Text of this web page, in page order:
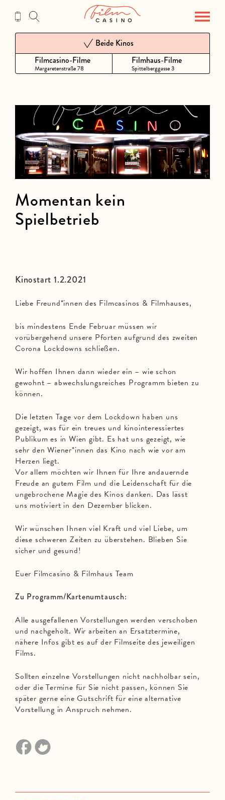
Inhalt
Filmcasino-Filme
Margaretenstraße 78
Beide Kinos
Filmhaus-Filme
Spittelberggasse 3
Kinostart 1.2.2021
Liebe Freund*innen des Filmcasinos & Filmhauses,
bis mindestens Ende Februar müssen wir
vorübergehend unsere Pforten aufgrund des zweiten
Corona Lockdowns schließen.
Wir hoffen Ihnen dann wieder ein – wie schon
gewohnt – abwechslungsreiches Programm bieten zu
können.
Die letzten Tage vor dem Lockdown haben uns
gezeigt, was für ein treues und kinointeressiertes
Publikum es in Wien gibt. Es hat uns gezeigt, wie
sehr den Wiener*innen das Kino nach wie vor am
Herzen liegt.
Vor allem möchten wir Ihnen für Ihre andauernde
Freude an gutem Film und die Leidenschaft für die
ungebrochene Magie des Kinos danken. Das lässt
uns motiviert in den Dezember blicken.
Wir wünschen Ihnen viel Kraft und viel Liebe, um
diese schweren Zeiten zu überstehen. Blieben Sie
sicher und gesund!
Euer Filmcasino & Filmhaus Team
Zu Programm/Kartenumtausch:
Alle ausgefallenen Vorstellungen werden verschoben
und nachgeholt. Wir arbeiten an Ersatztermine,
nähere Infos gibt es auf der Filmseite des jeweiligen
Films.
Sollten einzelne Vorstellungen nicht nachholbar sein,
oder die Termine für Sie nicht passen, können Sie
später gerne eine Gutschrift für eine alternative
Vorstellung in Anspruch nehmen.
Momentan kein
Spielbetrieb